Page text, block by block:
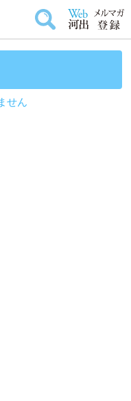
せん